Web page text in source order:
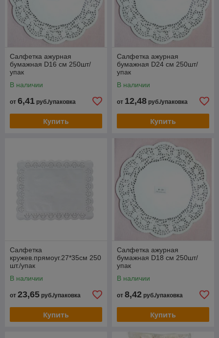
Салфетка ажурная
бумажная D16 см 250шт/
упак
В наличии
от 6,41 руб./упаковка
Купить
Салфетка ажурная
бумажная D24 см 250шт/
упак
В наличии
от 12,48 руб./упаковка
Купить
Салфетка
кружев.прямоуг.27*35см 250
шт./упак
В наличии
от 23,65 руб./упаковка
Купить
Салфетка ажурная
бумажная D18 см 250шт/
упак
В наличии
от 8,42 руб./упаковка
Купить